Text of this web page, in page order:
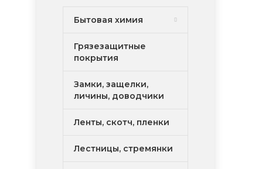
Бытовая химия
Грязезащитные
покрытия
Замки, защелки,
личины, доводчики
Ленты, скотч, пленки
Лестницы, стремянки